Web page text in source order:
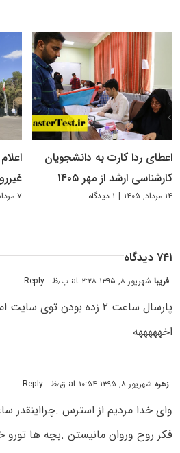
اعطای ردا کارت به دانشجویان
کارشناسی ارشد از مهر ۱۴۰۵
۱۴ مرداد, ۱۴۰۵ | ۱ دیدگاه ۷ مرداد, ۱۴۰۵
۷۴۱ دیدگاه
فریباشهریور ۸, ۱۳۹۵ at ۲:۲۸ ب٫ظ - Reply
پارسال ساعت ۲ زده بودن توی
اخهههههه
زهره شهریور ۸, ۱۳۹۵ at ۱۰:۵۴ ق٫ظ - Reply
وای خدا مردیم از استرس .چرااینقدر